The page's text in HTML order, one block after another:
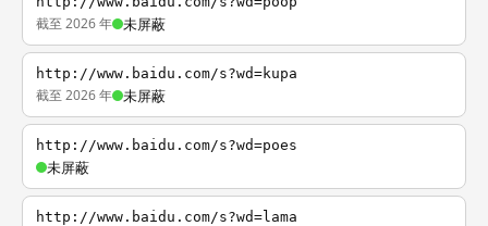
截至 2026 年 未屏蔽
http://www.baidu.com/s?wd=kupa
截至 2026 年 未屏蔽
http://www.baidu.com/s?wd=poes
未屏蔽
http://www.baidu.com/s?wd=lama